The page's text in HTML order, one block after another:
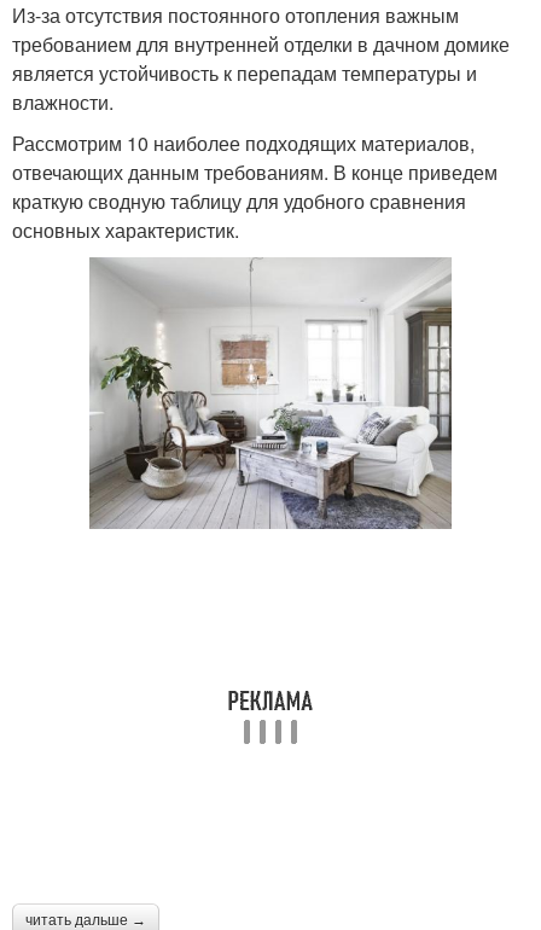
Из-за отсутствия постоянного отопления важным
требованием для внутренней отделки в дачном домике
является устойчивость к перепадам температуры и
влажности.
Рассмотрим 10 наиболее подходящих материалов,
отвечающих данным требованиям. В конце приведем
краткую сводную таблицу для удобного сравнения
основных характеристик.
читать дальше →